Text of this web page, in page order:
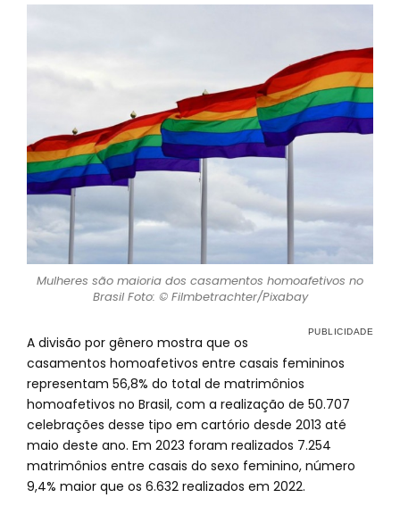
Mulheres são maioria dos casamentos homoafetivos no
Brasil Foto: © Filmbetrachter/Pixabay
A divisão por gênero mostra que os
casamentos homoafetivos entre casais femininos
representam 56,8% do total de matrimônios
homoafetivos no Brasil, com a realização de 50.707
celebrações desse tipo em cartório desde 2013 até
maio deste ano. Em 2023 foram realizados 7.254
matrimônios entre casais do sexo feminino, número
9,4% maior que os 6.632 realizados em 2022.